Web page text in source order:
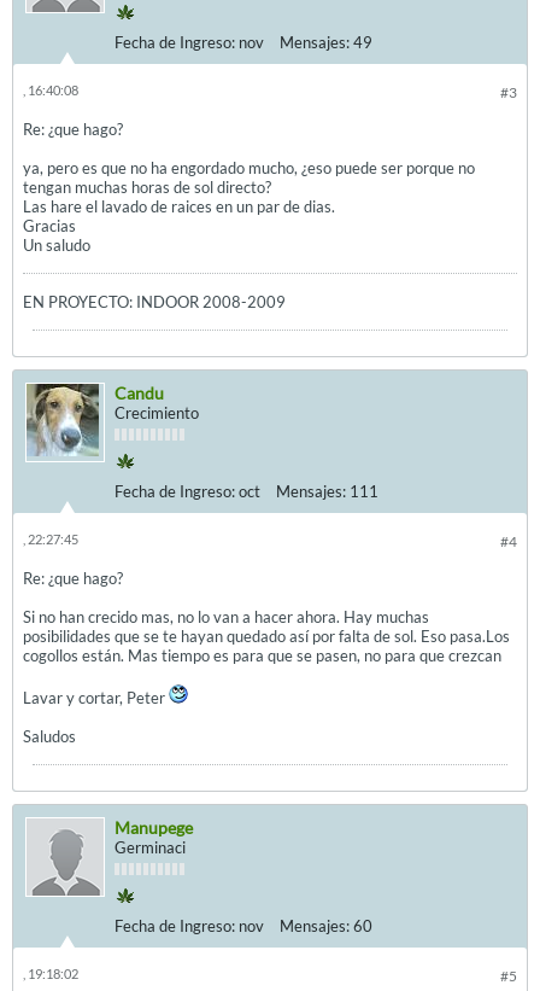
Fecha de Ingreso: nov Mensajes:49
#3
, 16:40:08
Re: ¿que hago?
ya, pero es que no ha engordado mucho, ¿eso puede ser porque no
tengan muchas horas de sol directo?
Las hare el lavado de raices en un par de dias.
Gracias
Un saludo
EN PROYECTO: INDOOR 2008-2009
Candu
Crecimiento
Fecha de Ingreso:oct Mensajes: 111
#4
, 22:27:45
Re: ¿que hago?
Si no han crecido mas, no lo van a hacer ahora. Hay muchas
posibilidades que se te hayan quedado así por falta de sol. Eso pasa.Los
cogollos están. Mas tiempo es para que se pasen, no para que crezcan
Lavar y cortar, Peter
Saludos
Manupege
Germinaci
Fecha de Ingreso: nov Mensajes:60
#5
, 19:18:02